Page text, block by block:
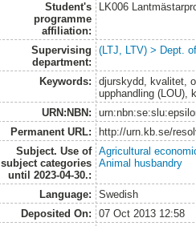
Student's
programme
affiliation:
LK006
Supervising
department:
(LTJ, LTV) > Dept.
Keywords:
djurskydd, kvalitet,
upphandling (LOU),
URN:NBN:
Permanent URL:
http://urn.kb.se/
Subject. Use of
subject categories
until 2023-04-30.:
Agricultural
Animal husbandry
Language:
Swedish
Deposited On:
07 Oct 2013 12:58